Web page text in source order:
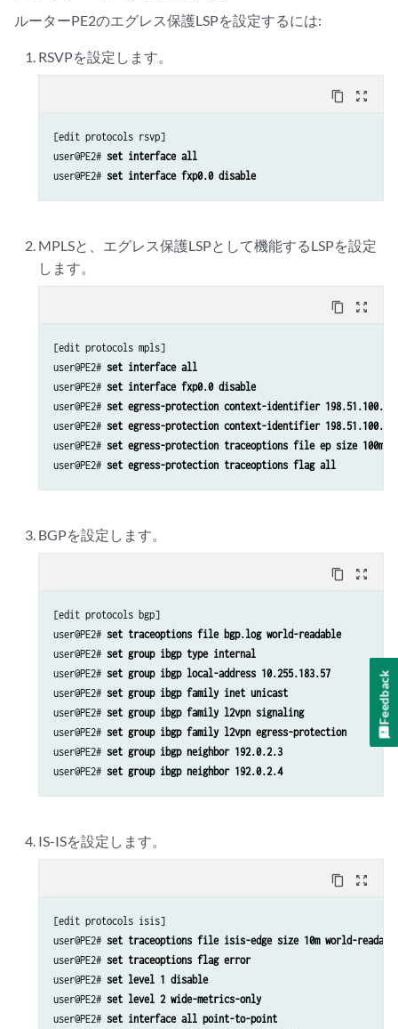
ルーターPE2のエグレス保護LSPを設定するには:
RSVPを設定します。
content_copy zoom_out_map
[edit protocols rsvp]
user@PE2# set interface all
user@PE2# set interface fxp0.0 disable
MPLSと、エグレス保護LSPとして機能するLSPを設定
します。
content_copy zoom_out_map
[edit protocols mpls]
user@PE2# set interface all
user@PE2# set interface fxp0.0 disable
user@PE2# set egress-protection context-identifier 198.51.100.3
user@PE2# set egress-protection context-identifier 198.51.100.3
user@PE2# set egress-protection traceoptions file ep size 100m
user@PE2# set egress-protection traceoptions flag all
BGPを設定します。
content_copy zoom_out_map
[edit protocols bgp]
user@PE2# set traceoptions file bgp.log world-readable
user@PE2# set group ibgp type internal
user@PE2# set group ibgp local-address 10.255.183.57
user@PE2# set group ibgp family inet unicast
user@PE2# set group ibgp family l2vpn signaling
user@PE2# set group ibgp family l2vpn egress-protection
user@PE2# set group ibgp neighbor 192.0.2.3
user@PE2# set group ibgp neighbor 192.0.2.4
IS-ISを設定します。
content_copy zoom_out_map
[edit protocols isis]
user@PE2# set traceoptions file isis-edge size 10m world-
user@PE2# set traceoptions flag error
user@PE2# set level 1 disable
user@PE2# set level 2 wide-metrics-only
user@PE2# set interface all point-to-point
Feedback